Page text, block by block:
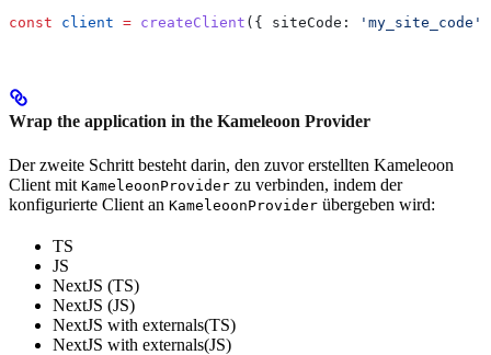
const client = createClient ({ siteCode: 'my_site_code'
Wrap the application in the Kameleoon Provider
Der zweite Schritt besteht darin, den zuvor erstellten Kameleoon
Client mit KameleoonProvider zu verbinden, indem der
konfigurierte Client an KameleoonProvider übergeben wird:
TS
JS
NextJS (TS)
NextJS (JS)
NextJS with externals(TS)
NextJS with externals(JS)